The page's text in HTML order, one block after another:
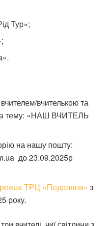
Тур»;
вчителькою та
на тему: «НАШ ВЧИТЕЛЬ
на нашу пошту:
до 23.09.2025р
ТРЦ «Подоляни» з
року.